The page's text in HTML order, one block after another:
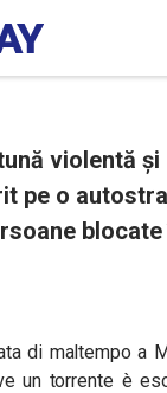
violentă
pe o
blocate
di maltempo a
un torrente è